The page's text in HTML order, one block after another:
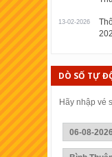
13-02-2026
DÒ SỐ TỰ
Hãy nhập vé